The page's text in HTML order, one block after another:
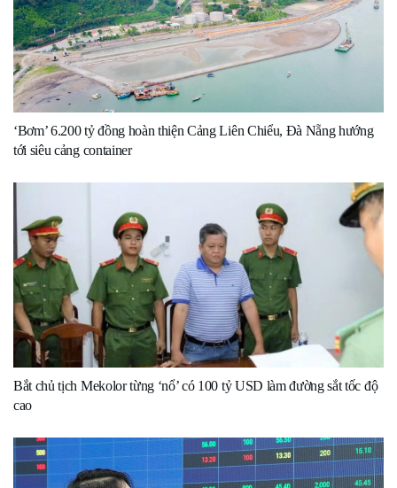
‘Bơm’ 6.200 tỷ đồng hoàn thiện Cảng Liên Chiểu, Đà Nẵng hướng
tới siêu cảng container
Bắt chủ tịch Mekolor từng ‘nổ’ có 100 tỷ USD làm đường sắt tốc độ
cao